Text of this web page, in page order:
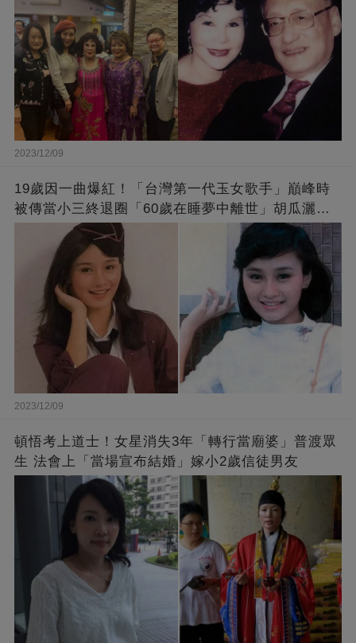
2023/12/09
19歲因一曲爆紅！「台灣第一代玉女歌手」巔峰時
被傳當小三終退圈「60歲在睡夢中離世」胡瓜灑淚
2023/12/09
頓悟考上道士！女星消失3年「轉行當廟婆」普渡眾
生 法會上「當場宣布結婚」嫁小2歲信徒男友